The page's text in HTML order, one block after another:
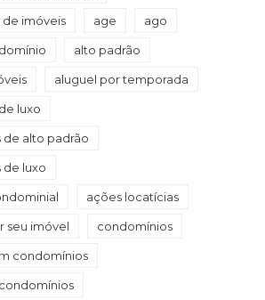
de imóveis age ago
alto padrão
aluguel por temporada
luxo
alto padrão
de luxo
ações locatícias
seu imóvel condomínios
condomínios